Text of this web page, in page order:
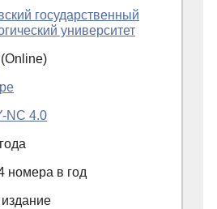
государственный
университет
(Online)
NC 4.0
года
номера в год